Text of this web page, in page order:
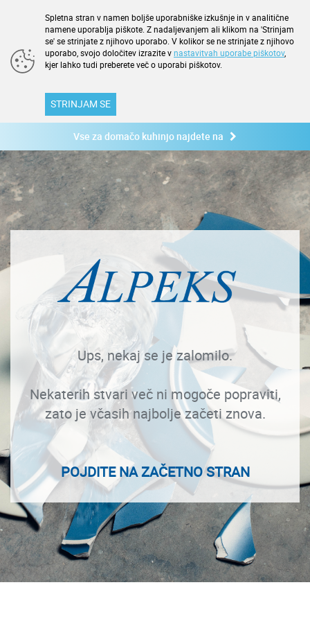
Spletna stran v namen boljše uporabniške izkušnje in v analitične
namene uporablja piškote. Z nadaljevanjem ali klikom na 'Strinjam
se' se strinjate z njihovo uporabo. V kolikor se ne strinjate z njihovo
uporabo, svojo določitev izrazite vnastavitvah uporabe piškotov,
kjer lahko tudi preberete več o uporabi piškotov.
STRINJAM SE
Vse za domačo kuhinjo najdete na
Ups, nekaj se je zalomilo.
Nekaterih stvari več ni mogoče popraviti,
zato je včasih najbolje začeti znova.
POJDITE NA ZAČETNO STRAN